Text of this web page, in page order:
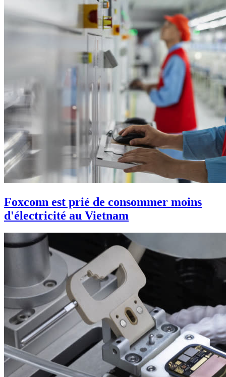
Foxconn est prié de consommer moins
d'électricité au Vietnam